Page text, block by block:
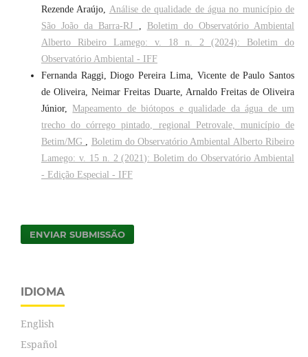
Rezende Araújo, Análise de qualidade de água no município de
São João da Barra-RJ
Boletim do Observatório Ambiental
Alberto Ribeiro Lamego: v. 18 n. 2 (2024): Boletim do
Observatório Ambiental - IFF
Fernanda Raggi, Diogo Pereira Lima, Vicente de Paulo Santos
de Oliveira, Neimar Freitas Duarte, Arnaldo Freitas de Oliveira
Júnior, Mapeamento de biótopos e qualidade da água de um
trecho do córrego pintado, regional Petrovale, município de
Betim/MG
Boletim do Observatório Ambiental Alberto Ribeiro
Lamego: v. 15 n. 2 (2021): Boletim do Observatório Ambiental
- Edição Especial - IFF
ENVIAR SUBMISSÃO
IDIOMA
English
Español